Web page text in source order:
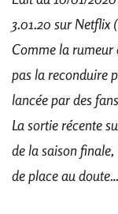
3.01.20 sur Netflix
Comme la rumeur
pas la reconduire
lancée par des
La sortie récente
de la saison
de place au doute…